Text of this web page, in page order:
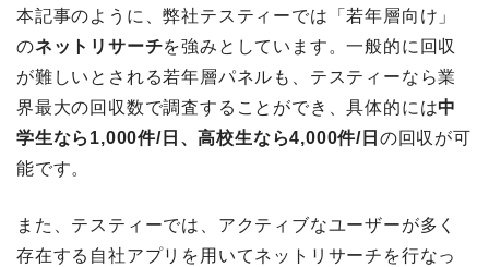
本記事のように、弊社テスティーでは「若年層向け」
のネットリサーチを強みとしています。一般的に回収
が難しいとされる若年層パネルも、テスティーなら業
界最大の回収数で調査することができ、具体的には中
学生なら1,000件/日、高校生なら4,000件/日 の回収が可
能です。
また、テスティーでは、アクティブなユーザーが多く
存在する自社アプリを用いてネットリサーチを行なっ